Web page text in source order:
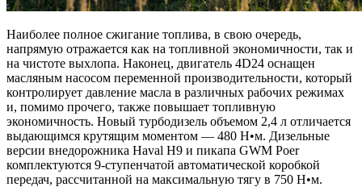
Наиболее полное сжигание топлива, в свою очередь,
напрямую отражается как на топливной экономичности, так и
на чистоте выхлопа. Наконец, двигатель 4D24 оснащен
масляным насосом переменной производительности, который
контролирует давление масла в различных рабочих режимах
и, помимо прочего, также повышает топливную
экономичность. Новый турбодизель объемом 2,4 л отличается
выдающимся крутящим моментом — 480 Н•м. Дизельные
версии внедорожника Haval H9 и пикапа GWM Poer
комплектуются 9-ступенчатой автоматической коробкой
передач, рассчитанной на максимальную тягу в 750 Н•м.